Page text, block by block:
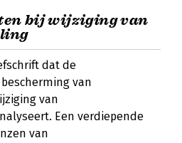
bij wijziging van
dat de
van
van
Een verdiepende
van